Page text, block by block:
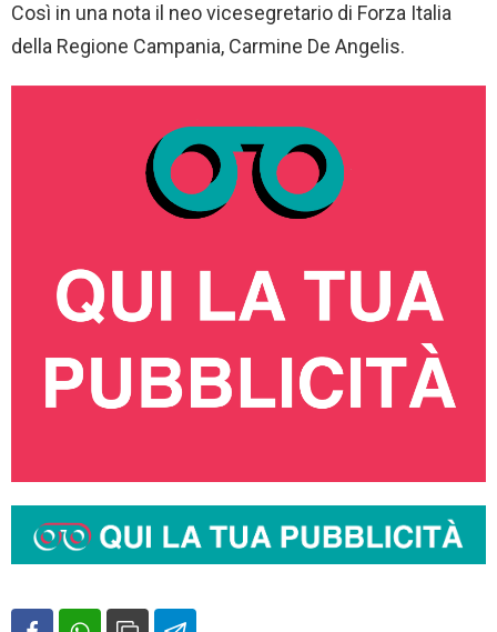
Così in una nota il neo vicesegretario di Forza Italia
della Regione Campania, Carmine De Angelis.